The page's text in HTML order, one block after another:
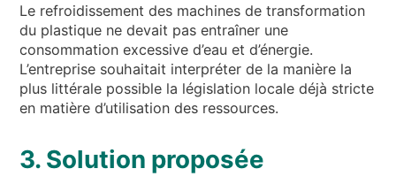
Le refroidissement des machines de transformation
du plastique ne devait pas entraîner une
consommation excessive d’eau et d’énergie.
L’entreprise souhaitait interpréter de la manière la
plus littérale possible la législation locale déjà stricte
en matière d’utilisation des ressources.
3. Solution proposée